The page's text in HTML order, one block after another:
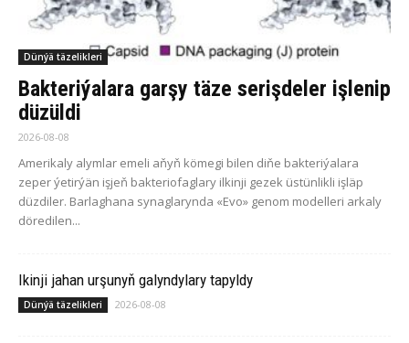
Dünýä täzelikleri
Bakteriýalara garşy täze serişdeler işlenip
düzüldi
2026-08-08
Amerikaly alymlar emeli aňyň kömegi bilen diňe bakteriýalara
zeper ýetirýän işjeň bakteriofaglary ilkinji gezek üstünlikli işläp
düzdiler. Barlaghana synaglarynda «Evo» genom modelleri arkaly
döredilen...
Ikinji jahan urşunyň galyndylary tapyldy
Dünýä täzelikleri 2026-08-08